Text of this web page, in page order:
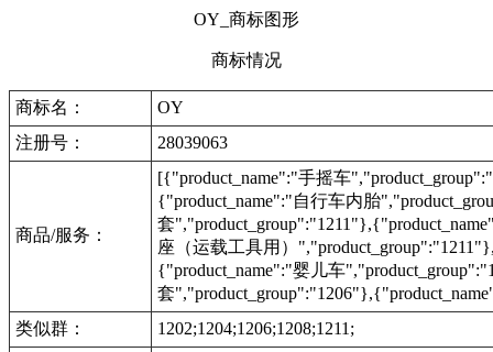
OY_商标图形
商标情况
商标名：
OY
注册号：
28039063
商品/服务：
[{"product_name":"手摇车
{"product_name":"自行车内胎
套
座（运载工具用）
{"product_name":"婴儿车
套
类似群：
1202;1204;1206;1208;1211;